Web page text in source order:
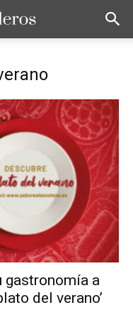
gastronomía a
del verano’